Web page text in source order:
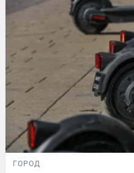
ГОРОД